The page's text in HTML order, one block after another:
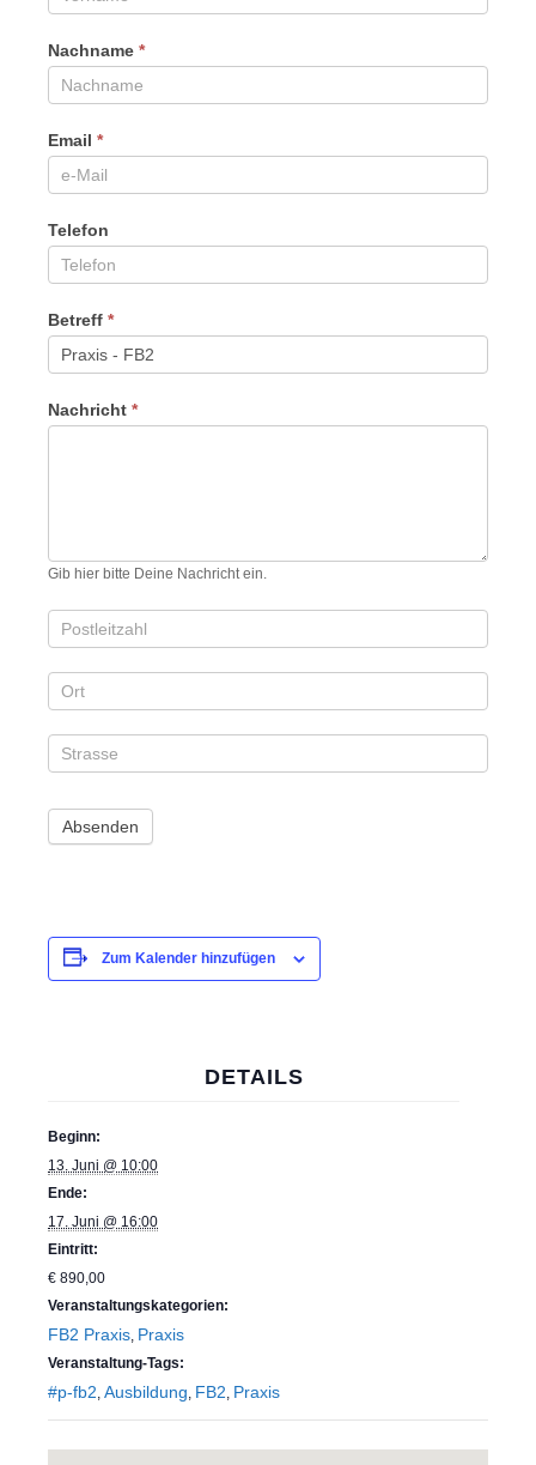
Nachname *
Email *
Telefon
Betreff *
Nachricht *
Gib hier bitte Deine Nachricht ein.
Zum Kalender hinzufügen
DETAILS
Beginn:
13. Juni @ 10:00
Ende:
17. Juni @ 16:00
Eintritt:
€ 890,00
Veranstaltungskategorien:
FB2 Praxis, Praxis
Veranstaltung-Tags:
#p-fb2, Ausbildung, FB2, Praxis